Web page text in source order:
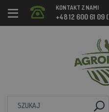
KONTAKT Z NAMI
+48 12 600 61 09